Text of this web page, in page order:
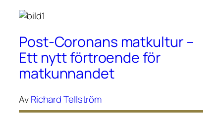
Post-Coronans matkultur –
Ett nytt förtroende för
matkunnandet
AvRichard Tellström